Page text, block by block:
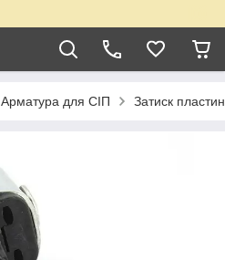
Арматура для СІП Затиск